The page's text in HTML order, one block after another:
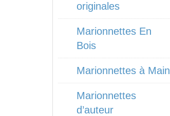
originales
Marionnettes En
Bois
Marionnettes à Main
Marionnettes
d’auteur